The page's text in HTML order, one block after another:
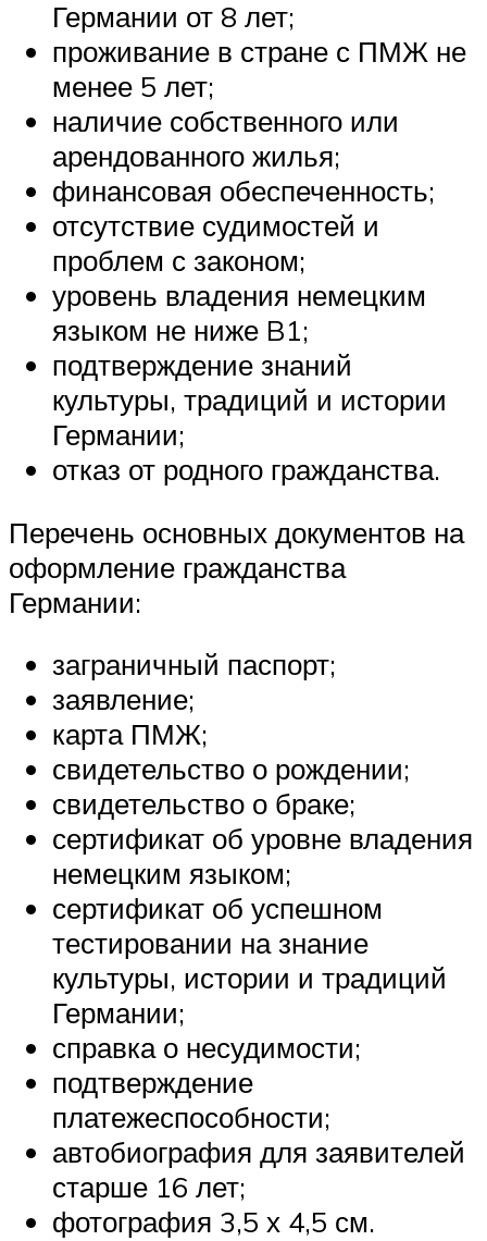
Германии от 8 лет;
проживание в стране с ПМЖ не
менее 5 лет;
наличие собственного или
арендованного жилья;
финансовая обеспеченность;
отсутствие судимостей и
проблем с законом;
уровень владения немецким
языком не ниже B1;
подтверждение знаний
культуры, традиций и истории
Германии;
отказ от родного гражданства.
Перечень основных документов на
оформление гражданства
Германии:
заграничный паспорт;
заявление;
карта ПМЖ;
свидетельство о рождении;
свидетельство о браке;
сертификат об уровне владения
немецким языком;
сертификат об успешном
тестировании на знание
культуры, истории и традиций
Германии;
справка о несудимости;
подтверждение
платежеспособности;
автобиография для заявителей
старше 16 лет;
фотография 3,5 х 4,5 см.